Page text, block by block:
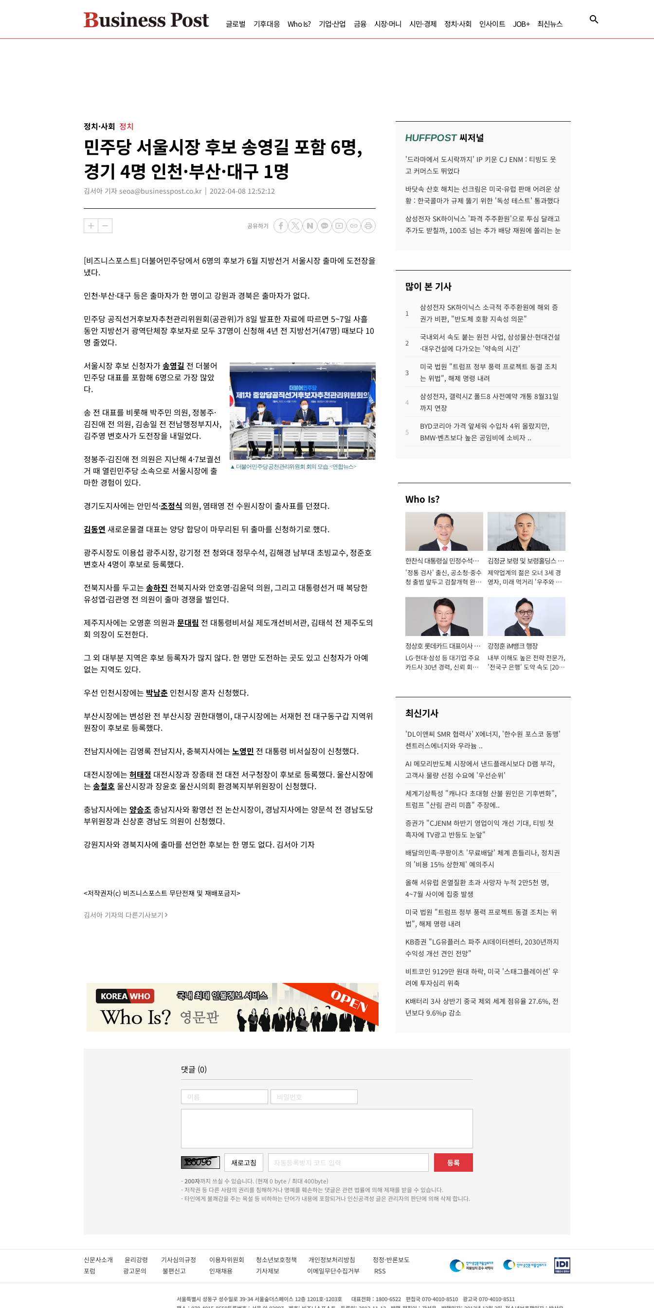
글로벌 기후대응 Who Is? 기업·산업 금융 시장·머니 시민·경제 정치·사회 인사이트 JOB+ 최신뉴스
정치·사회 정치
민주당 서울시장 후보 송영길 포함 6명,
경기 4명 인천·부산·대구 1명
김서아 기자 seoa@businesspost.co.kr 2022-04-08 12:52:12
공유하기
[비즈니스포스트] 더불어민주당에서 6명의 후보가 6월 지방선거 서울시장 출마에 도전장을
냈다.
인천·부산·대구 등은 출마자가 한 명이고 강원과 경북은 출마자가 없다.
민주당 공직선거후보자추천관리위원회(공관위)가 8일 발표한 자료에 따르면 5~7일 사흘
동안 지방선거 광역단체장 후보자로 모두 37명이 신청해 4년 전 지방선거(47명) 때보다 10
명 줄었다.
▲ 더불어민주당 공천관리위원회 회의 모습. <연합뉴스>
서울시장 후보 신청자가송영길 전 더불어
민주당 대표를 포함해 6명으로 가장 많았
다.
송 전 대표를 비롯해 박주민 의원, 정봉주·
김진애 전 의원, 김송일 전 전남행정부지사,
김주영 변호사가 도전장을 내밀었다.
정봉주·김진애 전 의원은 지난해 4·7보궐선
거 때 열린민주당 소속으로 서울시장에 출
마한 경험이 있다.
경기도지사에는 안민석·조정식 의원, 염태영 전 수원시장이 출사표를 던졌다.
김동연 새로운물결 대표는 양당 합당이 마무리된 뒤 출마를 신청하기로 했다.
광주시장도 이용섭 광주시장, 강기정 전 청와대 정무수석, 김해경 남부대 초빙교수, 정준호
변호사 4명이 후보로 등록했다.
전북지사를 두고는 송하진 전북지사와 안호영·김윤덕 의원, 그리고 대통령선거 때 복당한
유성엽·김관영 전 의원이 출마 경쟁을 벌인다.
제주지사에는 오영훈 의원과문대림 전 대통령비서실 제도개선비서관, 김태석 전 제주도의
회 의장이 도전한다.
그 외 대부분 지역은 후보 등록자가 많지 않다. 한 명만 도전하는 곳도 있고 신청자가 아예
없는 지역도 있다.
우선 인천시장에는 박남춘 인천시장 혼자 신청했다.
부산시장에는 변성완 전 부산시장 권한대행이, 대구시장에는 서재헌 전 대구동구갑 지역위
원장이 후보로 등록했다.
전남지사에는 김영록 전남지사, 충북지사에는 노영민 전 대통령 비서실장이 신청했다.
대전시장에는 허태정 대전시장과 장종태 전 대전 서구청장이 후보로 등록했다. 울산시장에
는 송철호 울산시장과 장윤호 울산시의회 환경복지부위원장이 신청했다.
충남지사에는 양승조 충남지사와 황명선 전 논산시장이, 경남지사에는 양문석 전 경남도당
부위원장과 신상훈 경남도 의원이 신청했다.
강원지사와 경북지사에 출마를 선언한 후보는 한 명도 없다. 김서아 기자
<저작권자(c) 비즈니스포스트 무단전재 및 재배포금지>
김서아 기자의 다른기사보기
HUFFPOST씨저널
'드라마에서 도시락까지' IP 키운 CJ ENM : 티빙도 웃
고 커머스도 뛰었다
바닷속 산호 해치는 선크림은 미국·유럽 판매 어려운 상
황 : 한국콜마가 규제 뚫기 위한 '독성 테스트' 통과했다
삼성전자 SK하이닉스 '파격 주주환원'으로 투심 달래고
주가도 받칠까, 100조 넘는 추가 배당 재원에 쏠리는 눈
많이 본 기사
1
삼성전자 SK하이닉스 소극적 주주환원에 해외 증
권가 비판, "반도체 호황 지속성 의문"
2
국내외서 속도 붙는 원전 사업, 삼성물산·현대건설
·대우건설에 다가오는 '약속의 시간'
3
미국 법원 "트럼프 정부 풍력 프로젝트 동결 조치
는 위법", 해제 명령 내려
4
삼성전자, 갤럭시Z 폴드8 사전예약 개통 8월31일
까지 연장
5
BYD코리아 가격 앞세워 수입차 4위 올랐지만,
BMW·벤츠보다 높은 공임비에 소비자 ..
Who Is?
한찬식 대통령실 민정수석비
서관
'정통 검사' 출신, 공소청·중수
청 출범 앞두고 검찰개혁 완수
김정균 보령 및 보령홀딩스 대
표이사 사장
제약업계의 젊은 오너 3세 경
영자, 미래 먹거리 '우주와 헬
정상호 롯데카드 대표이사 사
장
LG·현대·삼성 등 대기업 주요
카드사 30년 경력, 신뢰 회복
강정훈 iM뱅크 행장
내부 이해도 높은 전략 전문가,
'전국구 은행' 도약 속도 [2026
최신기사
'DL이앤씨 SMR 협력사' X에너지, '한수원 포스코 동맹'
센트러스에너지와 우라늄 ..
AI 메모리반도체 시장에서 낸드플래시보다 D램 부각,
고객사 물량 선점 수요에 '우선순위'
세계기상특성 "캐나다 초대형 산불 원인은 기후변화",
트럼프 "산림 관리 미흡" 주장에..
증권가 "CJENM 하반기 영업이익 개선 기대, 티빙 첫
흑자에 TV광고 반등도 눈앞"
배달의민족·쿠팡이츠 '무료배달' 체계 흔들리나, 정치권
의 '비용 15% 상한제' 예의주시
올해 서유럽 온열질환 초과 사망자 누적 2만5천 명,
4~7월 사이에 집중 발생
미국 법원 "트럼프 정부 풍력 프로젝트 동결 조치는 위
법", 해제 명령 내려
KB증권 "LG유플러스 파주 AI데이터센터, 2030년까지
수익성 개선 견인 전망"
비트코인 9129만 원대 하락, 미국 '스태그플레이션' 우
려에 투자심리 위축
K배터리 3사 상반기 중국 제외 세계 점유율 27.6%, 전
년보다 9.6%p 감소
댓글 (0)
등록
-200자까지 쓰실 수 있습니다. (현재 0 byte / 최대 400byte)
- 저작권 등 다른 사람의 권리를 침해하거나 명예를 훼손하는 댓글은 관련 법률에 의해 제재를 받을 수 있습니다.
- 타인에게 불쾌감을 주는 욕설 등 비하하는 단어가 내용에 포함되거나 인신공격성 글은 관리자의 판단에 의해 삭제 합니다.
신문사소개 윤리강령 기사심의규정 이용자위원회 청소년보호정책 개인정보처리방침 정정·반론보도
포럼
광고문의 불편신고 인재채용 기사제보 이메일무단수집거부 RSS
서울특별시 성동구 성수일로 39-34 서울숲더스페이스 12층 1201호-1203호 대표전화 : 1800-6522 편집국 070-4010-8510
광고국 070-4010-8511